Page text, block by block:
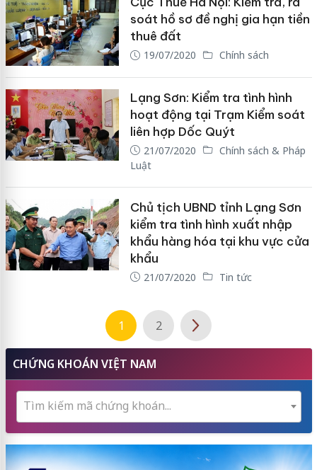
soát hồ sơ đề nghị gia hạn tiền
thuê đất
19/07/2020 Chính sách
Lạng Sơn: Kiểm tra tình hình
hoạt động tại Trạm Kiểm soát
liên hợp Dốc Quýt
21/07/2020
Chính sách & Pháp
Luật
Chủ tịch UBND tỉnh Lạng Sơn
kiểm tra tình hình xuất nhập
khẩu hàng hóa tại khu vực cửa
khẩu
21/07/2020 Tin tức
1 2
CHỨNG KHOÁN VIỆT NAM
Tìm kiếm mã chứng khoán...